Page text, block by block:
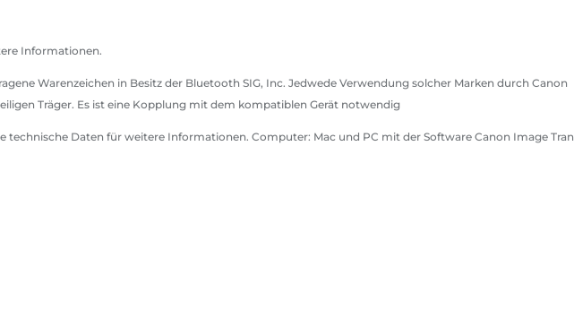
Informationen.
Warenzeichen in Besitz der Bluetooth SIG, Inc. Jedwede Verwendung solcher Marken durch Canon
Träger. Es ist eine Kopplung mit dem kompatiblen Gerät notwendig
Daten für weitere Informationen. Computer: Mac und PC mit der Software Canon Image